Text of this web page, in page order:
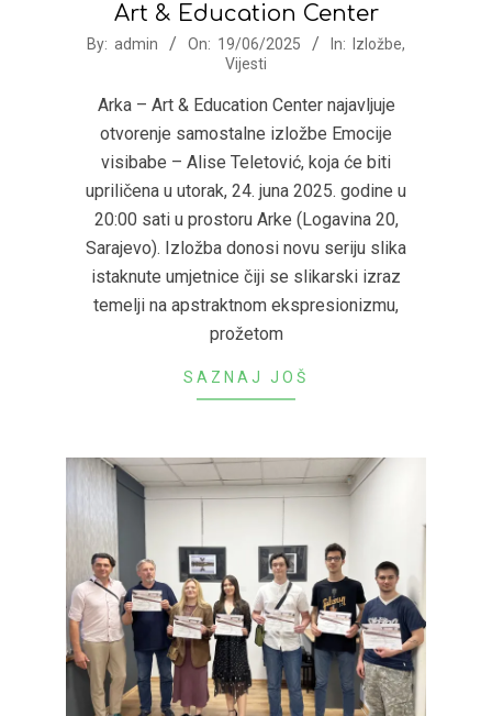
Art & Education Center
2025-
By: admin On: 19/06/2025 In: Izložbe,
Vijesti
Arka – Art & Education Center najavljuje
otvorenje samostalne izložbe Emocije
visibabe – Alise Teletović, koja će biti
upriličena u utorak, 24. juna 2025. godine u
20:00 sati u prostoru Arke (Logavina 20,
Sarajevo). Izložba donosi novu seriju slika
istaknute umjetnice čiji se slikarski izraz
temelji na apstraktnom ekspresionizmu,
prožetom
SAZNAJ JOŠ